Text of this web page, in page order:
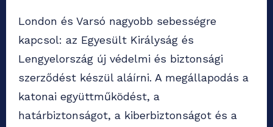
London és Varsó nagyobb sebességre
kapcsol: az Egyesült Királyság és
Lengyelország új védelmi és biztonsági
szerződést készül aláírni. A megállapodás a
katonai együttműködést, a
határbiztonságot, a kiberbiztonságot és a